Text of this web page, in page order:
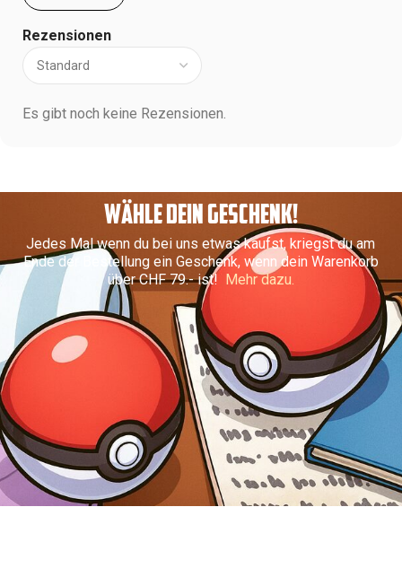
Rezensionen
Es gibt noch keine Rezensionen.
WÄHLE DEIN GESCHENK!
Jedes Mal wenn du bei uns etwas kaufst, kriegst du am
Ende der Bestellung ein Geschenk, wenn dein Warenkorb
über CHF 79.- ist! Mehr dazu.